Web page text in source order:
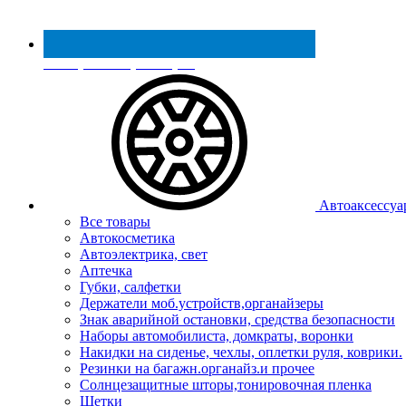
Реестр МинПромТорга
Все товары
Автокосметика
Автоэлектрика, свет
Аптечка
Губки, салфетки
Держатели моб.устройств,органайзеры
Знак аварийной остановки, средства безопасности
Наборы автомобилиста, домкраты, воронки
Накидки на сиденье, чехлы, оплетки руля, коврики.
Резинки на багажн.органайз.и прочее
Солнцезащитные шторы,тонировочная пленка
Щетки